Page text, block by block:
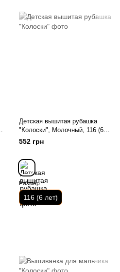
Детская вышитая рубашка
"Колоски", Молочный, 116 (6
лет)
552 грн
Размер
116 (6 лет)